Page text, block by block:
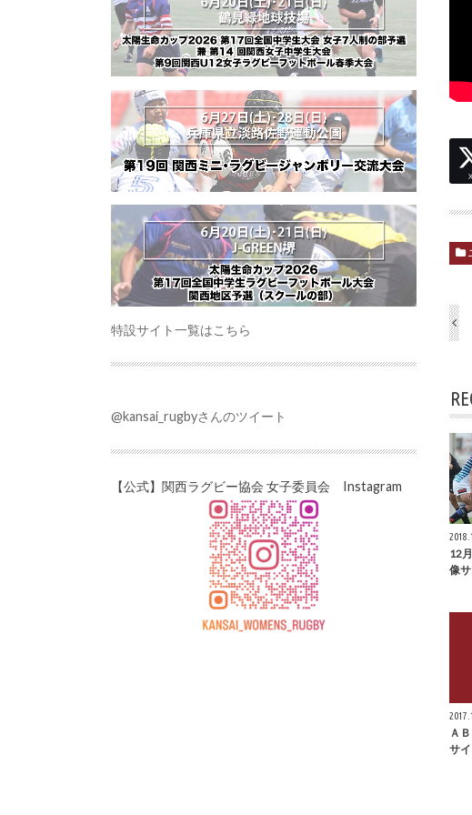
X
12
像
Ａ
サ
特設サイト一覧はこちら
@kansai_rugbyさんのツイート
【公式】関西ラグビー協会 女子委員会 Instagram